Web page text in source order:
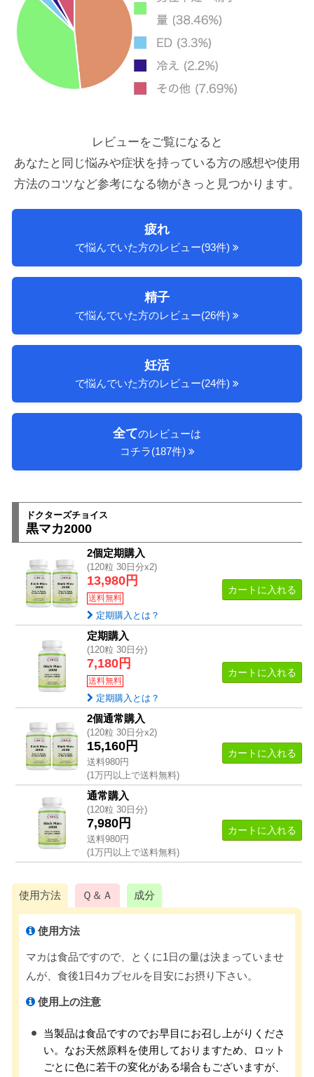
レビューをご覧になると
あなたと同じ悩みや症状を持っている方の感想や使用
方法のコツなど参考になる物がきっと見つかります。
疲れ
で悩んでいた方のレビュー(93件)
精子
で悩んでいた方のレビュー(26件)
妊活
で悩んでいた方のレビュー(24件)
全てのレビューは
コチラ(187件)
ドクターズチョイス
黒マカ2000
2個定期購入
(120粒 30日分x2)
13,980円
送料無料
カートに入れる
定期購入とは？
定期購入
(120粒 30日分)
7,180円
送料無料
カートに入れる
定期購入とは？
2個通常購入
(120粒 30日分x2)
15,160円
送料980円
(1万円以上で送料無料)
カートに入れる
通常購入
(120粒 30日分)
7,980円
送料980円
(1万円以上で送料無料)
カートに入れる
使用方法 Ｑ＆Ａ 成分
使用方法
マカは食品ですので、とくに1日の量は決まっていませ
んが、食後1日4カプセルを目安にお摂り下さい。
使用上の注意
当製品は食品ですのでお早目にお召し上がりくださ
い。なお天然原料を使用しておりますため、ロット
ごとに色に若干の変化がある場合もございますが、